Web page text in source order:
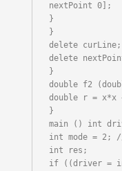
nextPoint 0];
}
}
delete
delete
}
double f2
double r =
}
main () int
int mode = 2; //
int res;
if ((driver =